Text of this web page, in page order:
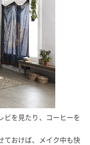
ビを見たり、コーヒーを
ておけば、メイク中も快